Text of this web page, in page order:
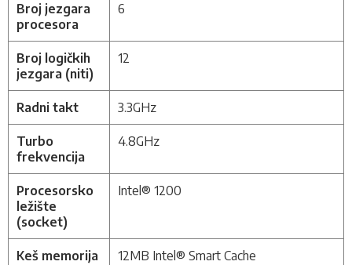
Broj jezgara
procesora
6
Broj logičkih
jezgara (niti)
12
Radni takt 3.3GHz
Turbo
frekvencija
4.8GHz
Procesorsko
ležište
(socket)
Intel® 1200
Keš memorija 12MB Intel® Smart Cache